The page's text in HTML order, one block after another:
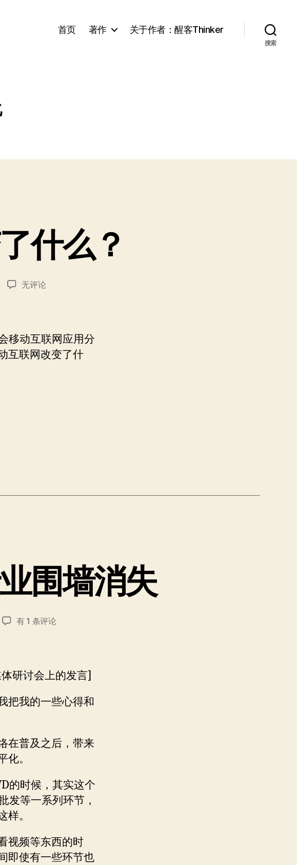
首页 著作 关于作者：醒客Thinker
搜索
什么？
移
网
改
变
无评论
动互联网应用分
互联网改变了什
围墙消失
新
发
展
使
行
墙
消
有 1 条评论
研讨会上的发言]
把我的一些心得和
在普及之后，带来
。
的时候，其实这个
发等一系列环节，
。
视频等东西的时
即使有一些环节也